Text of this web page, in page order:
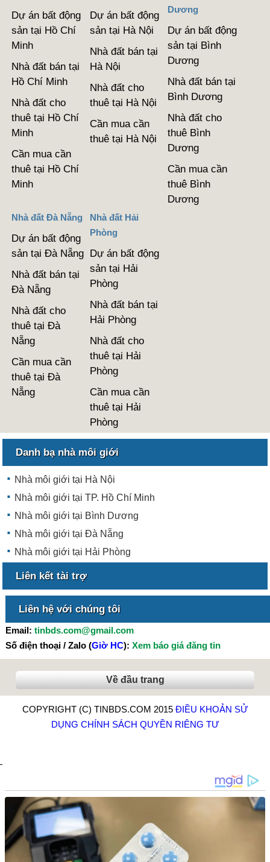
Dự án bất động
sản tại Hồ Chí
Minh
Nhà đất bán tại
Hồ Chí Minh
Nhà đất cho
thuê tại Hồ Chí
Minh
Cần mua cần
thuê tại Hồ Chí
Minh
Dự án bất động
sản tại Hà Nội
Nhà đất bán tại
Hà Nội
Nhà đất cho
thuê tại Hà Nội
Cần mua cần
thuê tại Hà Nội
Dương
Dự án bất động
sản tại Bình
Dương
Nhà đất bán tại
Bình Dương
Nhà đất cho
thuê Bình
Dương
Cần mua cần
thuê Bình
Dương
Nhà đất Đà Nẵng
Dự án bất động
sản tại Đà Nẵng
Nhà đất bán tại
Đà Nẵng
Nhà đất cho
thuê tại Đà
Nẵng
Cần mua cần
thuê tại Đà
Nẵng
Nhà đất Hải
Phòng
Dự án bất động
sản tại Hải
Phòng
Nhà đất bán tại
Hải Phòng
Nhà đất cho
thuê tại Hải
Phòng
Cần mua cần
thuê tại Hải
Phòng
Danh bạ nhà môi giới
Nhà môi giới tại Hà Nội
Nhà môi giới tại TP. Hồ Chí Minh
Nhà môi giới tại Bình Dương
Nhà môi giới tại Đà Nẵng
Nhà môi giới tại Hải Phòng
Liên kết tài trợ
Liên hệ với chúng tôi
Email: tinbds.com@gmail.com
Số điện thoại / Zalo (Giờ HC): Xem báo giá đăng tin
Về đầu trang
COPYRIGHT (C) TINBDS.COM 2015 ĐIỀU KHOẢN SỬ
DỤNG CHÍNH SÁCH QUYỀN RIÊNG TƯ